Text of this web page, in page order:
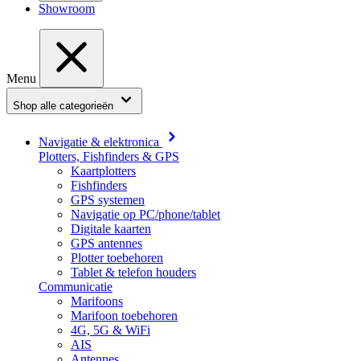
Showroom
Menu
Shop alle categorieën
Navigatie & elektronica
Plotters, Fishfinders & GPS
Kaartplotters
Fishfinders
GPS systemen
Navigatie op PC/phone/tablet
Digitale kaarten
GPS antennes
Plotter toebehoren
Tablet & telefon houders
Communicatie
Marifoons
Marifoon toebehoren
4G, 5G & WiFi
AIS